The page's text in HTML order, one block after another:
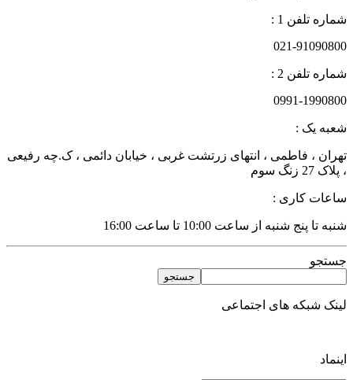
شماره تلفن 1 :
021-91090800
شماره تلفن 2 :
0991-1990800
شعبه یک :
تهران ، فاطمی ، انتهای زرتشت غربی ، خیابان دائمی ، ک.چه رفیعی
، پلاک 27 زنگ سوم
ساعات کاری :
شنبه تا پنج شنبه از ساعت 10:00 تا ساعت 16:00
جستجو
جستجو
لینک شبکه های اجتماعی
اینماد